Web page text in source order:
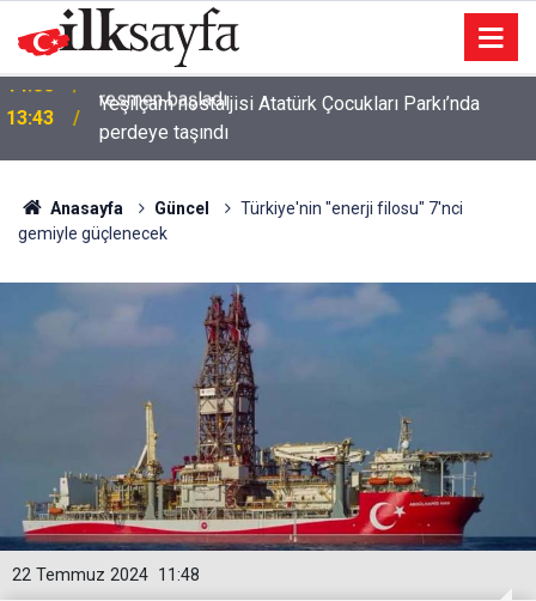
13:43
Yeşilçam nostaljisi Atatürk Çocukları Parkı’nda
perdeye taşındı
Anasayfa Güncel
Türkiye'nin "enerji filosu" 7'nci
gemiyle güçlenecek
11:48
22 Temmuz 2024